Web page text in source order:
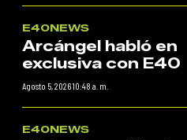
E40NEWS
Arcángel habló en
exclusiva con E40
Agosto 5, 2026 10:48 a. m.
E40NEWS